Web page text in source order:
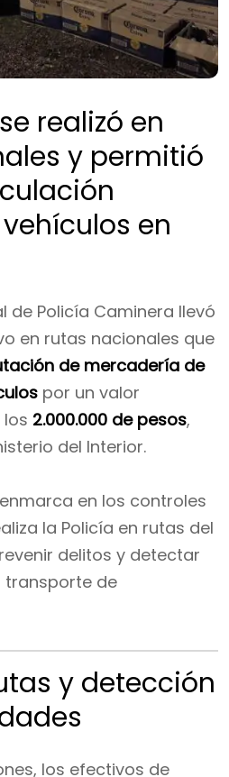
realizó en
y permitió
en
de Policía Caminera llevó
en rutas nacionales que
de mercadería de
por un valor
2.000.000 de pesos,
del Interior.
en los controles
la Policía en rutas del
delitos y detectar
transporte de
y detección
los efectivos de